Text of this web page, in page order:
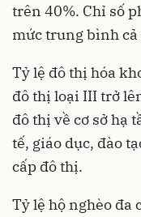
trên 40%. Chỉ số
mức trung bình cả
Tỷ lệ đô thị hóa
đô thị loại III trở
đô thị về cơ sở hạ
tế, giáo dục, đào
cấp đô thị.
Tỷ lệ hộ nghèo đa